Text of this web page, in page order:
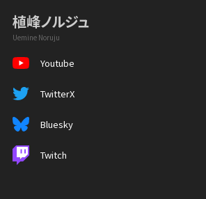
植峰ノルジュ
Uemine Noruju
Youtube
TwitterX
Bluesky
Twitch